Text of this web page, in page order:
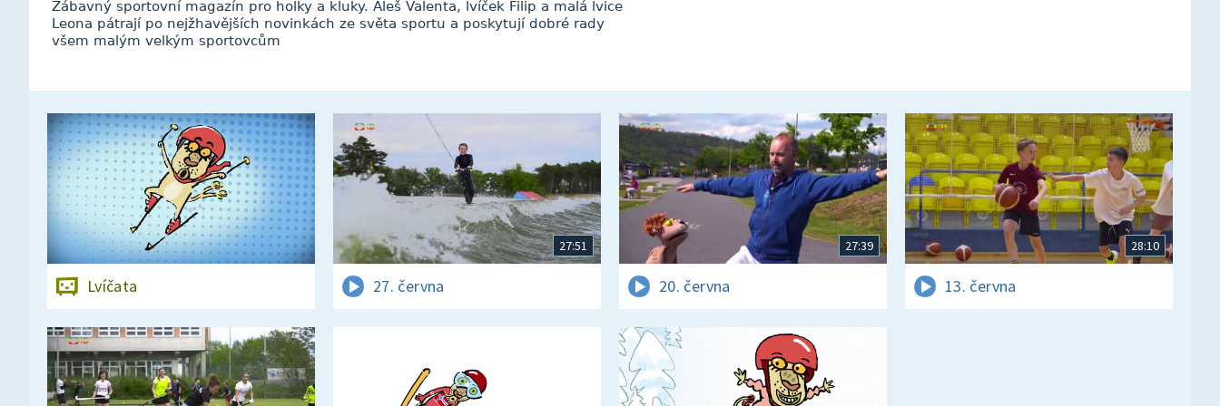
Zábavný sportovní magazín pro holky a kluky. Aleš Valenta, lvíček Filip a malá lvice
Leona pátrají po nejžhavějších novinkách ze světa sportu a poskytují dobré rady
všem malým velkým sportovcům
Lvíčata
27:51
27. června
27:39
20. června
28:10
13. června